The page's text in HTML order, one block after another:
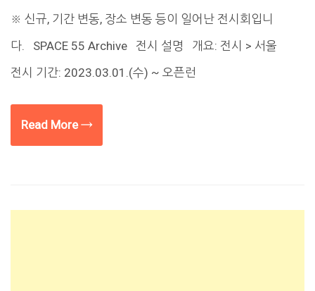
※ 신규, 기간 변동, 장소 변동 등이 일어난 전시회입니
다. SPACE 55 Archive 전시 설명 개요: 전시 > 서울
전시 기간: 2023.03.01.(수) ~ 오픈런
Read More →